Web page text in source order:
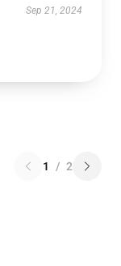
Sep 21, 2024
1 / 2